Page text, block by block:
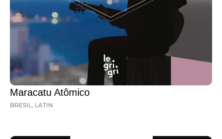
Maracatu Atômico
BRESIL, LATIN